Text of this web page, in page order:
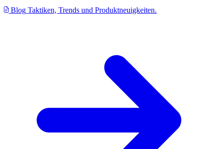
Blog Taktiken, Trends und Produktneuigkeiten.